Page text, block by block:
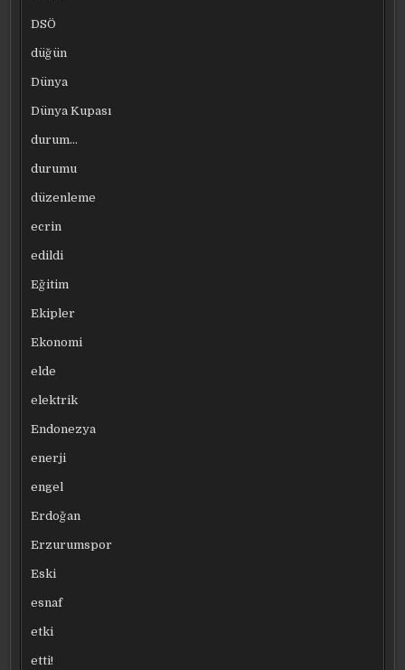
DSÖ
düğün
Dünya
Dünya Kupası
durum…
durumu
düzenleme
ecrin
edildi
Eğitim
Ekipler
Ekonomi
elde
elektrik
Endonezya
enerji
engel
Erdoğan
Erzurumspor
Eski
esnaf
etki
etti!